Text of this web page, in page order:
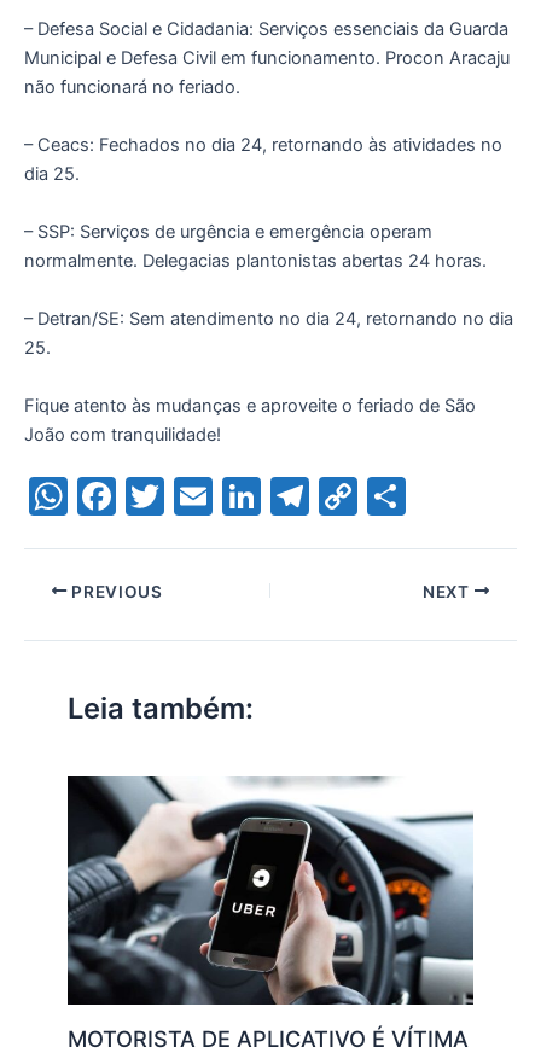
– Defesa Social e Cidadania: Serviços essenciais da Guarda
Municipal e Defesa Civil em funcionamento. Procon Aracaju
não funcionará no feriado.
– Ceacs: Fechados no dia 24, retornando às atividades no
dia 25.
– SSP: Serviços de urgência e emergência operam
normalmente. Delegacias plantonistas abertas 24 horas.
– Detran/SE: Sem atendimento no dia 24, retornando no dia
25.
Fique atento às mudanças e aproveite o feriado de São
João com tranquilidade!
W
at
s
A
p
p
F
c
e
b
o
o
k
T
E
Li
k
e
dI
T
a
C
Li
ar
e
PREVIOUS NEXT
Leia também:
MOTORISTA DE APLICATIVO É VÍTIMA